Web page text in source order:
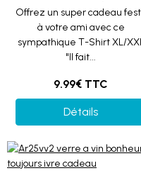
Offrez un super cadeau
à votre ami avec ce
sympathique T-Shirt XL/
"Il fait...
9.99€ TTC
Détails